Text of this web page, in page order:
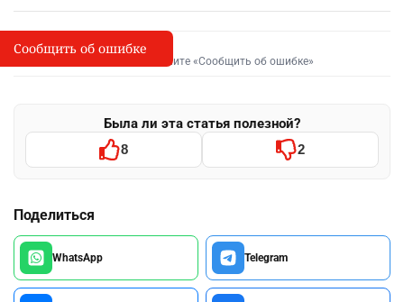
I
Сообщить об опечатке
Выделите фрагмент и нажмите «Сообщить об ошибке»
Была ли эта статья полезной?
8 2
Поделиться
WhatsApp Telegram
Сообщить об ошибке